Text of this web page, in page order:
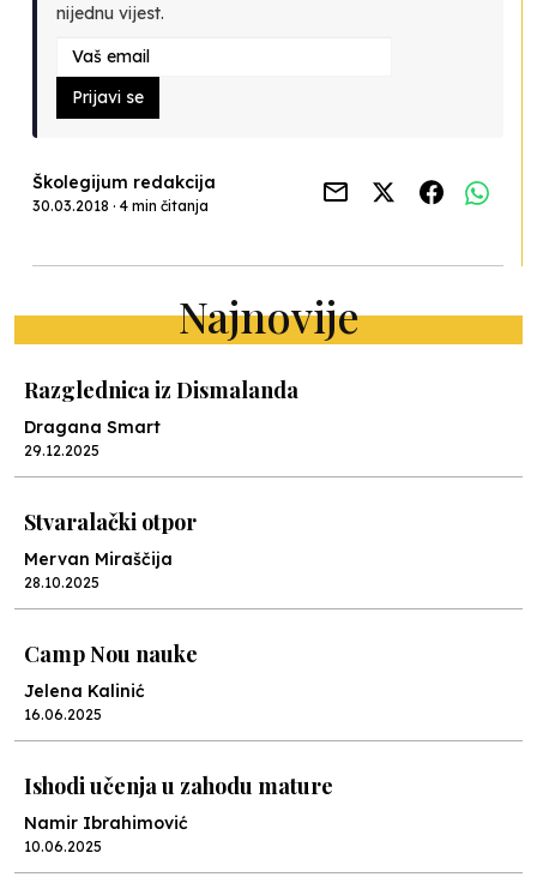
nijednu vijest.
Prijavi se
Školegijum redakcija
30.03.2018 · 4 min čitanja
Najnovije
Razglednica iz Dismalanda
Dragana Smart
29.12.2025
Stvaralački otpor
Mervan Miraščija
28.10.2025
Camp Nou nauke
Jelena Kalinić
16.06.2025
Ishodi učenja u zahodu mature
Namir Ibrahimović
10.06.2025